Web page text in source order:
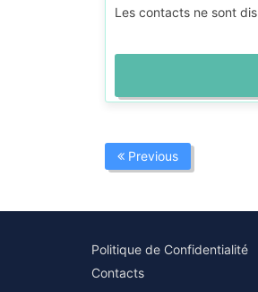
Les contacts ne sont
Previous
Politique de Confidentialité
Contacts